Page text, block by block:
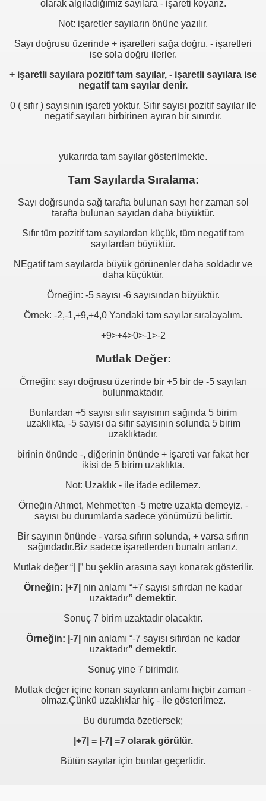
olarak algıladığımız sayılara - işareti koyarız.
Not: işaretler sayıların önüne yazılır.
Sayı doğrusu üzerinde + işaretleri sağa doğru, - işaretleri
ise sola doğru ilerler.
+ işaretli sayılara pozitif tam sayılar, - işaretli sayılara ise
negatif tam sayılar denir.
0 ( sıfır ) sayısının işareti yoktur. Sıfır sayısı pozitif sayılar ile
negatif sayıları birbirinen ayıran bir sınırdır.
yukarırda tam sayılar gösterilmekte.
Tam Sayılarda Sıralama:
Sayı doğrsunda sağ tarafta bulunan sayı her zaman sol
tarafta bulunan sayıdan daha büyüktür.
Sıfır tüm pozitif tam sayılardan küçük, tüm negatif tam
sayılardan büyüktür.
NEgatif tam sayılarda büyük görünenler daha soldadır ve
daha küçüktür.
Örneğin: -5 sayısı -6 sayısından büyüktür.
Örnek: -2,-1,+9,+4,0 Yandaki tam sayılar sıralayalım.
+9>+4>0>-1>-2
Mutlak Değer:
Örneğin; sayı doğrusu üzerinde bir +5 bir de -5 sayıları
bulunmaktadır.
Bunlardan +5 sayısı sıfır sayısının sağında 5 birim
uzaklıkta, -5 sayısı da sıfır sayısının solunda 5 birim
uzaklıktadır.
birinin önünde -, diğerinin önünde + işareti var fakat her
ikisi de 5 birim uzaklıkta.
Not: Uzaklık - ile ifade edilemez.
Örneğin Ahmet, Mehmet’ten -5 metre uzakta demeyiz. -
sayısı bu durumlarda sadece yönümüzü belirtir.
Bir sayının önünde - varsa sıfırın solunda, + varsa sıfırın
sağındadır.Biz sadece işaretlerden bunalrı anlarız.
Mutlak değer “| |” bu şeklin arasına sayı konarak gösterilir.
Örneğin: |+7| nin anlamı “+7 sayısı sıfırdan ne kadar
uzaktadır” demektir.
Sonuç 7 birim uzaktadır olacaktır.
Örneğin: |-7| nin anlamı “-7 sayısı sıfırdan ne kadar
uzaktadır” demektir.
Sonuç yine 7 birimdir.
Mutlak değer içine konan sayıların anlamı hiçbir zaman -
olmaz.Çünkü uzaklıklar hiç - ile gösterilmez.
Bu durumda özetlersek;
|+7| = |-7| =7 olarak görülür.
Bütün sayılar için bunlar geçerlidir.